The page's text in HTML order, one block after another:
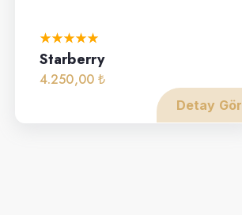
Starberry
4.250,00 ₺
Detay Gör